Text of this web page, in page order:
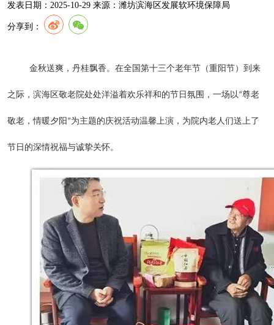
发表日期： 2025-10-29 来源： 潍坊滨海区发展软环境保障局
分享到：
金秋送爽，丹桂飘香。在全国第十三个老年节（重阳节）到来
之际，滨海区敬老院处处洋溢着欢乐祥和的节日氛围，一场以“尊老
敬老，情暖夕阳 ”为主题的庆祝活动温馨上演，为院内老人们送上了
节日的深情祝福与诚挚关怀。